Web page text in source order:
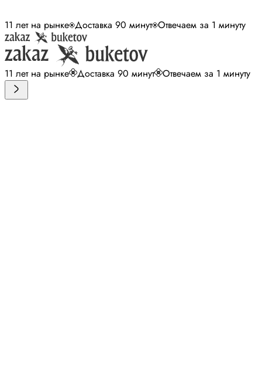
11 лет на рынке Доставка 90 минут Отвечаем за 1 минуту
11 лет на рынке Доставка 90 минут Отвечаем за 1 минуту